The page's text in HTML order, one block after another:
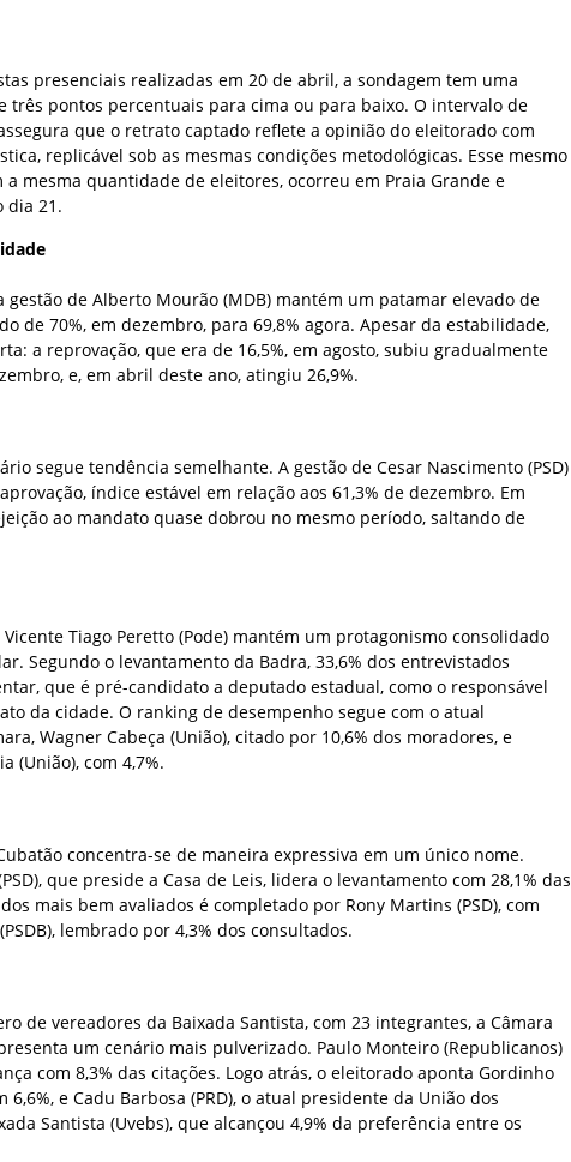
presenciais realizadas em 20 de abril, a sondagem tem uma
três pontos percentuais para cima ou para baixo. O intervalo de
que o retrato captado reflete a opinião do eleitorado com
replicável sob as mesmas condições metodológicas. Esse mesmo
a mesma quantidade de eleitores, ocorreu em Praia Grande e
dia 21.
gestão de Alberto Mourão (MDB) mantém um patamar elevado de
de 70%, em dezembro, para 69,8% agora. Apesar da estabilidade,
a reprovação, que era de 16,5%, em agosto, subiu gradualmente
e, em abril deste ano, atingiu 26,9%.
segue tendência semelhante. A gestão de Cesar Nascimento (PSD)
índice estável em relação aos 61,3% de dezembro. Em
ao mandato quase dobrou no mesmo período, saltando de
Tiago Peretto (Pode) mantém um protagonismo consolidado
Segundo o levantamento da Badra, 33,6% dos entrevistados
que é pré-candidato a deputado estadual, como o responsável
da cidade. O ranking de desempenho segue com o atual
Wagner Cabeça (União), citado por 10,6% dos moradores, e
(União), com 4,7%.
concentra-se de maneira expressiva em um único nome.
que preside a Casa de Leis, lidera o levantamento com 28,1% das
mais bem avaliados é completado por Rony Martins (PSD), com
lembrado por 4,3% dos consultados.
de vereadores da Baixada Santista, com 23 integrantes, a Câmara
um cenário mais pulverizado. Paulo Monteiro (Republicanos)
com 8,3% das citações. Logo atrás, o eleitorado aponta Gordinho
6,6%, e Cadu Barbosa (PRD), o atual presidente da União dos
Santista (Uvebs), que alcançou 4,9% da preferência entre os